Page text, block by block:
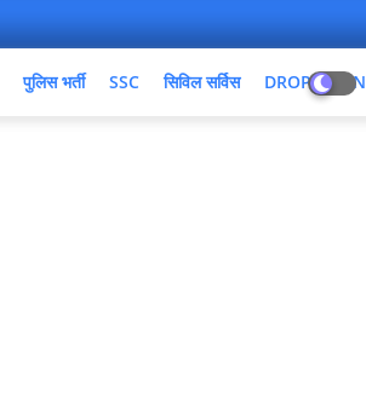
पुलिस भर्ती SSC सिविल सर्विस DROPDOWN